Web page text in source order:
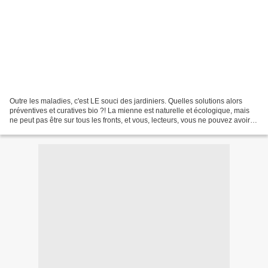
Outre les maladies, c'est LE souci des jardiniers. Quelles solutions alors
préventives et curatives bio ?! La mienne est naturelle et écologique, mais
ne peut pas être sur tous les fronts, et vous, lecteurs, vous ne pouvez avoir la